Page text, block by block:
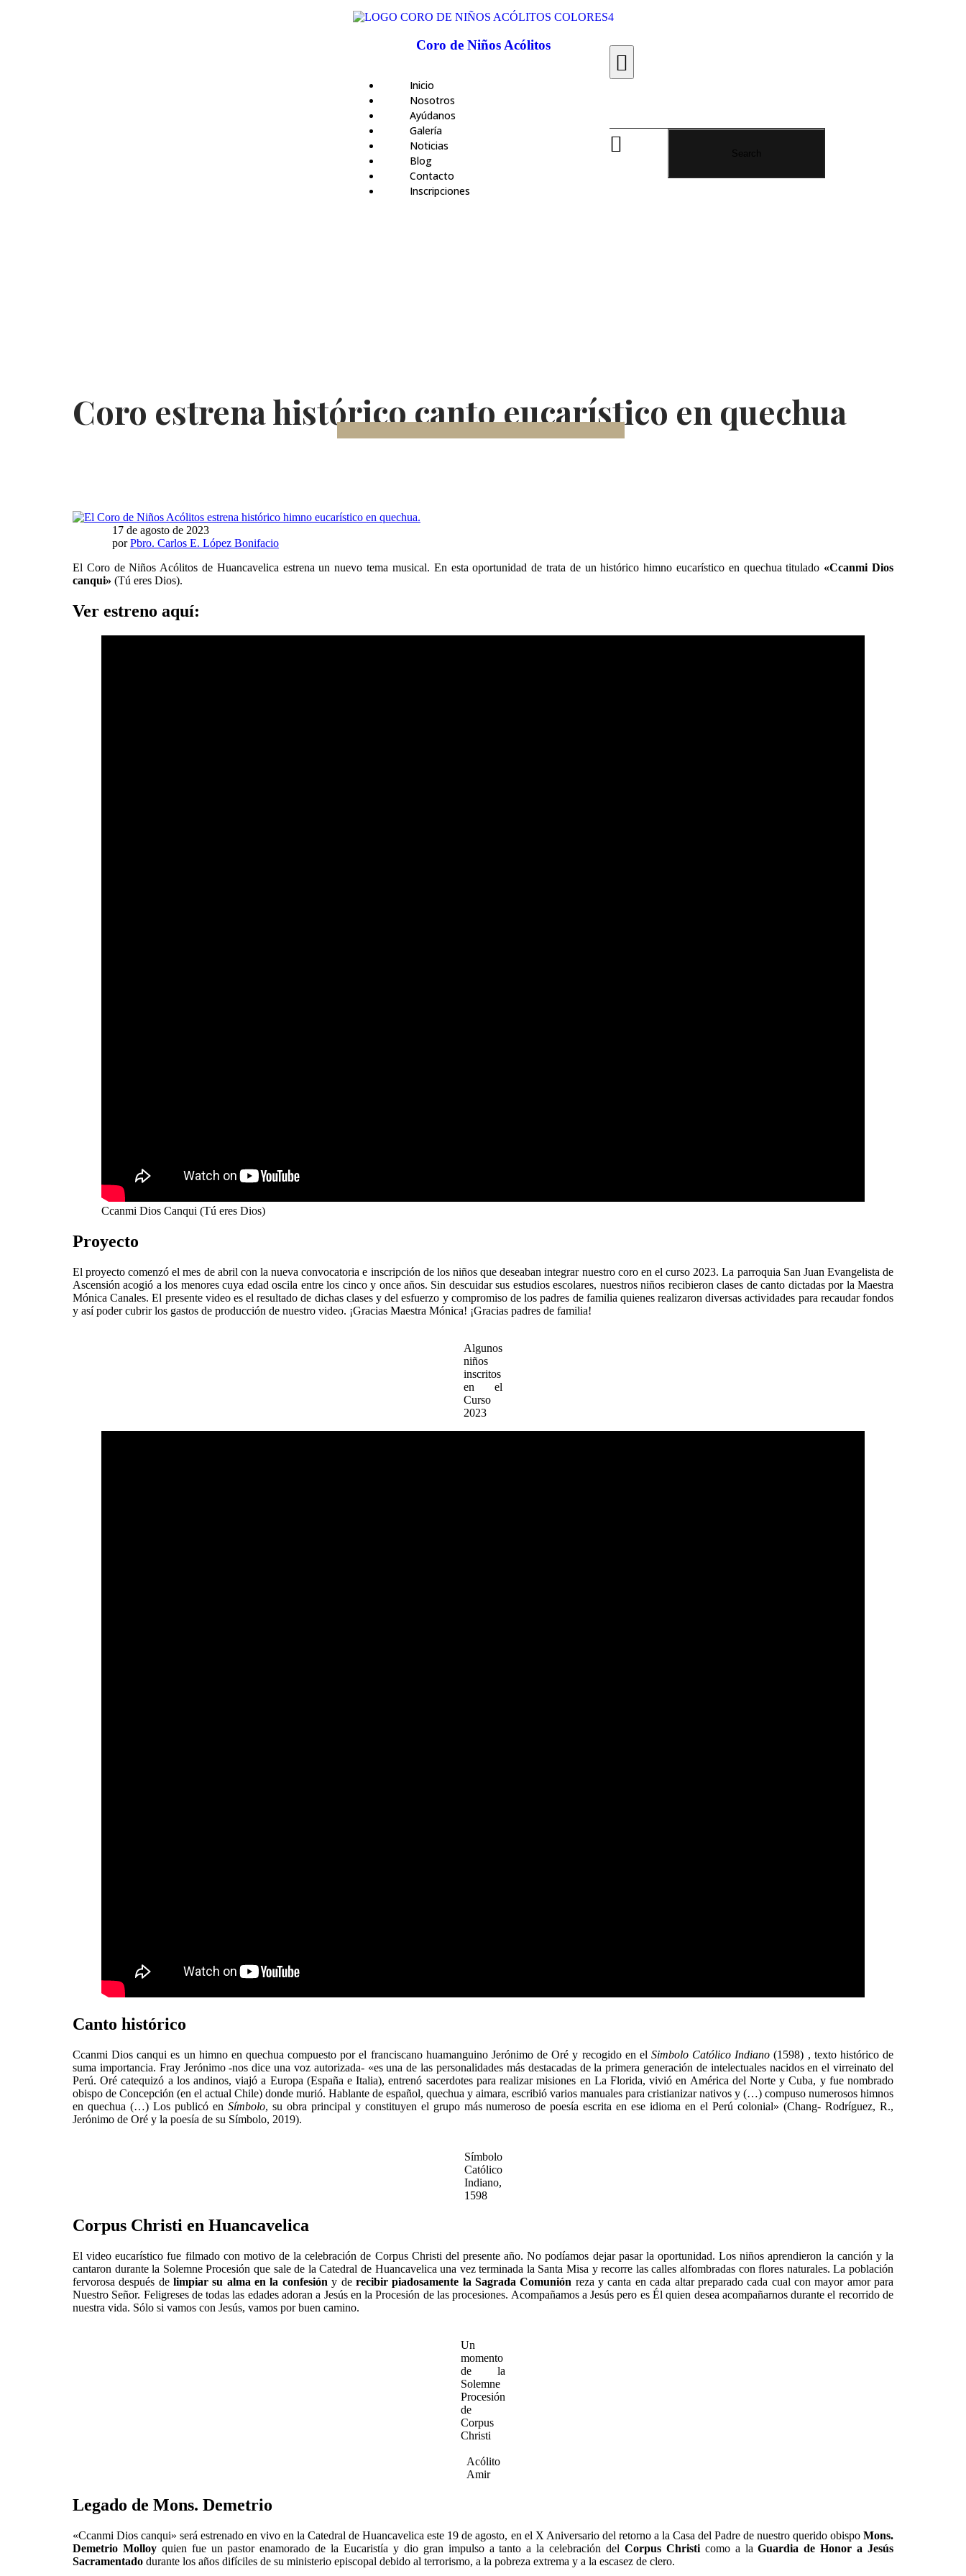
Coro de Niños Acólitos
Inicio
Nosotros
Ayúdanos
Galería
Noticias
Blog
Contacto
Inscripciones
Coro estrena histórico canto eucarístico en quechua
17 de agosto de 2023
por Pbro. Carlos E. López Bonifacio
El Coro de Niños Acólitos de Huancavelica estrena un nuevo tema musical. En esta oportunidad de trata de un histórico himno eucarístico en quechua titulado «Ccanmi Dios
canqui» (Tú eres Dios).
Ver estreno aquí:
Ccanmi Dios Canqui (Tú eres Dios)
Proyecto
El proyecto comenzó el mes de abril con la nueva convocatoria e inscripción de los niños que deseaban integrar nuestro coro en el curso 2023. La parroquia San Juan Evangelista de
Ascensión acogió a los menores cuya edad oscila entre los cinco y once años. Sin descuidar sus estudios escolares, nuestros niños recibieron clases de canto dictadas por la Maestra
Mónica Canales. El presente video es el resultado de dichas clases y del esfuerzo y compromiso de los padres de familia quienes realizaron diversas actividades para recaudar fondos
y así poder cubrir los gastos de producción de nuestro video. ¡Gracias Maestra Mónica! ¡Gracias padres de familia!
Algunos
niños
inscritos
en el
Curso
2023
Canto histórico
Ccanmi Dios canqui es un himno en quechua compuesto por el franciscano huamanguino Jerónimo de Oré y recogido en el Simbolo Católico Indiano (1598) , texto histórico de
suma importancia. Fray Jerónimo -nos dice una voz autorizada- «es una de las personalidades más destacadas de la primera generación de intelectuales nacidos en el virreinato del
Perú. Oré catequizó a los andinos, viajó a Europa (España e Italia), entrenó sacerdotes para realizar misiones en La Florida, vivió en América del Norte y Cuba, y fue nombrado
obispo de Concepción (en el actual Chile) donde murió. Hablante de español, quechua y aimara, escribió varios manuales para cristianizar nativos y (…) compuso numerosos himnos
en quechua (…) Los publicó en Símbolo, su obra principal y constituyen el grupo más numeroso de poesía escrita en ese idioma en el Perú colonial» (Chang- Rodríguez, R.,
Jerónimo de Oré y la poesía de su Símbolo, 2019).
Símbolo
Católico
Indiano,
1598
Corpus Christi en Huancavelica
El video eucarístico fue filmado con motivo de la celebración de Corpus Christi del presente año. No podíamos dejar pasar la oportunidad. Los niños aprendieron la canción y la
cantaron durante la Solemne Procesión que sale de la Catedral de Huancavelica una vez terminada la Santa Misa y recorre las calles alfombradas con flores naturales. La población
fervorosa después delimpiar su alma en la confesión y de recibir piadosamente la Sagrada Comunión reza y canta en cada altar preparado cada cual con mayor amor para
Nuestro Señor. Feligreses de todas las edades adoran a Jesús en la Procesión de las procesiones. Acompañamos a Jesús pero es Él quien desea acompañarnos durante el recorrido de
nuestra vida. Sólo si vamos con Jesús, vamos por buen camino.
Un
momento
de la
Solemne
Procesión
de
Corpus
Christi
Acólito
Amir
Legado de Mons. Demetrio
«Ccanmi Dios canqui» será estrenado en vivo en la Catedral de Huancavelica este 19 de agosto, en el X Aniversario del retorno a la Casa del Padre de nuestro querido obispoMons.
Demetrio Molloyquien fue un pastor enamorado de la Eucaristía y dio gran impulso a tanto a la celebración del Corpus Christicomo a laGuardia de Honor a Jesús
Sacramentado durante los años difíciles de su ministerio episcopal debido al terrorismo, a la pobreza extrema y a la escasez de clero.